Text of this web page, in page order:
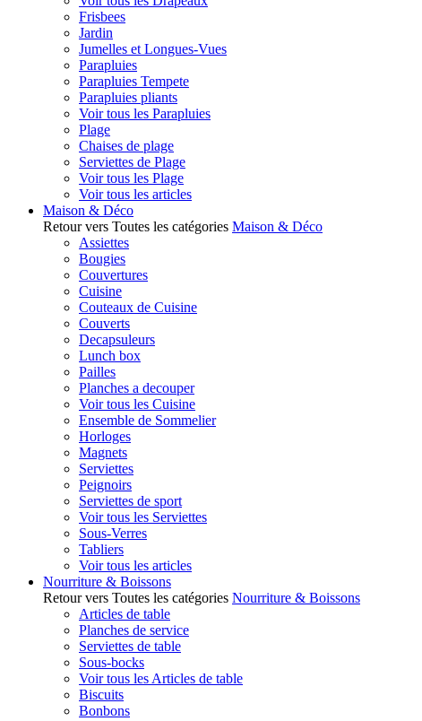
Frisbees
Jardin
Jumelles et Longues-Vues
Parapluies
Parapluies Tempete
Parapluies pliants
Voir tous les Parapluies
Plage
Chaises de plage
Serviettes de Plage
Voir tous les Plage
Voir tous les articles
Maison & Déco
Retour vers Toutes les catégories Maison & Déco
Assiettes
Bougies
Couvertures
Cuisine
Couteaux de Cuisine
Couverts
Decapsuleurs
Lunch box
Pailles
Planches a decouper
Voir tous les Cuisine
Ensemble de Sommelier
Horloges
Magnets
Serviettes
Peignoirs
Serviettes de sport
Voir tous les Serviettes
Sous-Verres
Tabliers
Voir tous les articles
Nourriture & Boissons
Retour vers Toutes les catégories Nourriture & Boissons
Articles de table
Planches de service
Serviettes de table
Sous-bocks
Voir tous les Articles de table
Biscuits
Bonbons